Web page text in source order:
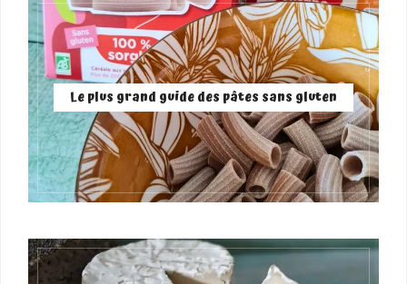
Le plus grand guide des pâtes sans gluten